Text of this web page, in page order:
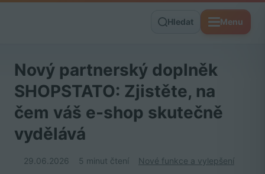
Hledat Menu
Nový partnerský doplněk
SHOPSTATO: Zjistěte, na
čem váš e-shop skutečně
vydělává
29.06.2026 5 minut čtení Nové funkce a vylepšení